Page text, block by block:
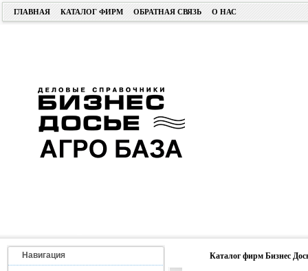
ГЛАВНАЯ КАТАЛОГ ФИРМ ОБРАТНАЯ СВЯЗЬ О НАС
Навигация Каталог фирм Бизнес